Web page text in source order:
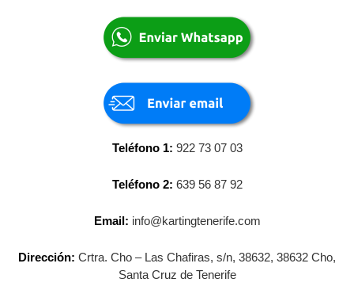
Teléfono 1: 922 73 07 03
Teléfono 2: 639 56 87 92
Email: info@kartingtenerife.com
Dirección: Crtra. Cho – Las Chafiras, s/n, 38632, 38632 Cho,
Santa Cruz de Tenerife